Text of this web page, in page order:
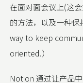
在面对面会议上(这
的方法，以及一种
way to keep
oriented.）
Notion 通过让产品